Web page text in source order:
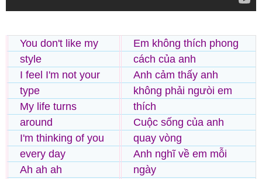
You don't like my
style
I feel I'm not your
type
My life turns
around
I'm thinking of you
every day
Ah ah ah
Em không thích phong
cách của anh
Anh cảm thấy anh
không phải ngưòi em
thích
Cuộc sống của anh
quay vòng
Anh nghĩ về em mỗi
ngày